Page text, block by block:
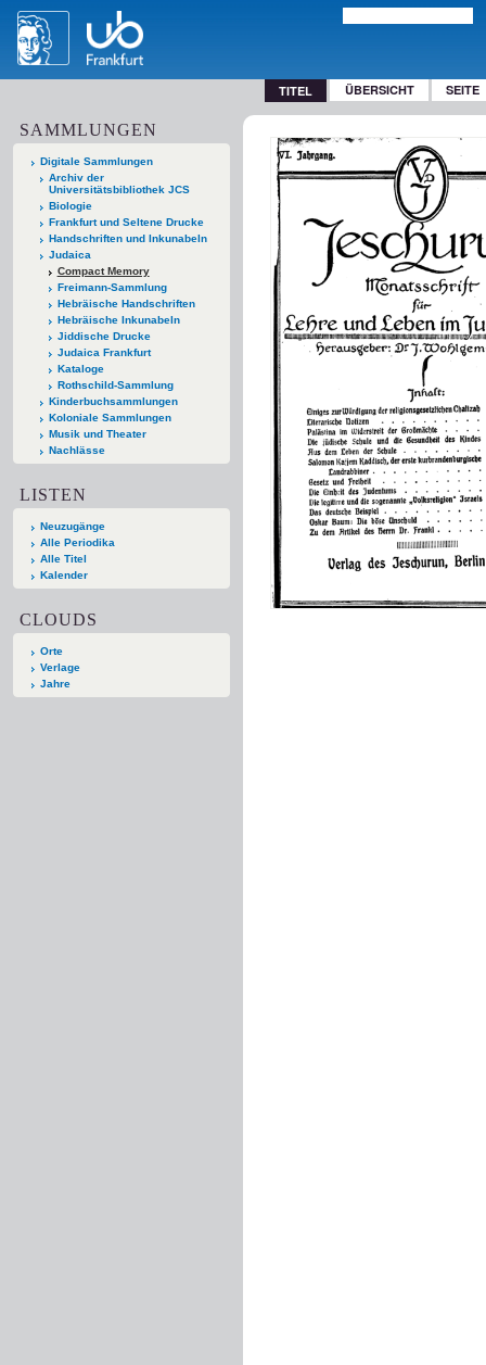
TITEL ÜBERSICHT SEITE
SAMMLUNGEN
Digitale Sammlungen
Archiv der
Universitätsbibliothek JCS
Biologie
Frankfurt und Seltene Drucke
Handschriften und Inkunabeln
Judaica
Compact Memory
Freimann-Sammlung
Hebräische Handschriften
Hebräische Inkunabeln
Jiddische Drucke
Judaica Frankfurt
Kataloge
Rothschild-Sammlung
Kinderbuchsammlungen
Koloniale Sammlungen
Musik und Theater
Nachlässe
LISTEN
Neuzugänge
Alle Periodika
Alle Titel
Kalender
CLOUDS
Orte
Verlage
Jahre